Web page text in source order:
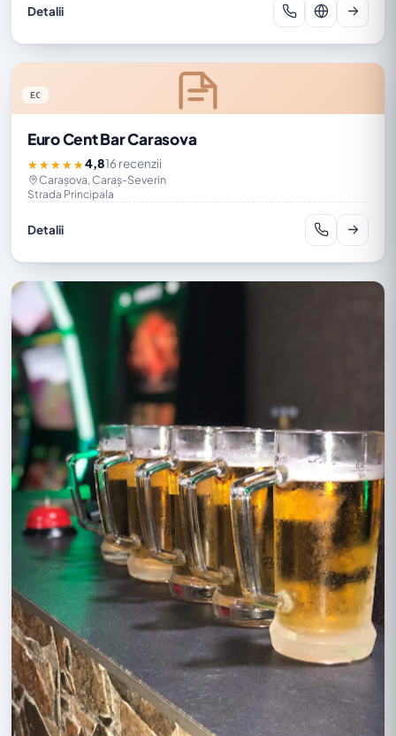
Detalii
EC
Euro Cent Bar Carasova
★★★★★4,816 recenzii
Carașova, Caraș-Severin
Strada Principala
Detalii